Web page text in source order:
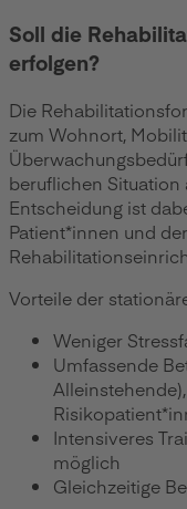
Soll die
erfolgen?
Die
zum Wohnort,
beruflichen Situation
Entscheidung ist
Patient*innen und
Vorteile der
Weniger
Umfassende
Intensiveres
möglich
Gleichzeitige